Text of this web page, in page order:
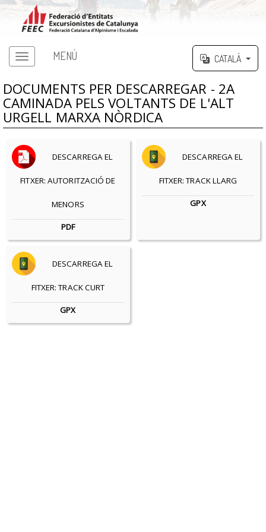
MENÚ CATALÀ
DOCUMENTS PER DESCARREGAR - 2A
CAMINADA PELS VOLTANTS DE L'ALT
URGELL MARXA NÒRDICA
DESCARREGA EL
FITXER: AUTORITZACIÓ DE
MENORS
PDF
DESCARREGA EL
FITXER: TRACK LLARG
GPX
DESCARREGA EL
FITXER: TRACK CURT
GPX